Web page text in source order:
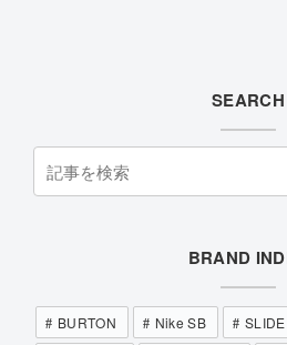
SEARCH
BRAND
BURTON Nike SB SLIDE